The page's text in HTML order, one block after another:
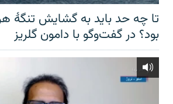
تا چه حد باید به گشایش تنگهٔ
بود؟ در گفت‌وگو با دامون گلریز